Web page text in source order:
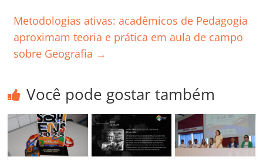
Metodologias ativas: acadêmicos de Pedagogia
aproximam teoria e prática em aula de campo
sobre Geografia →
Você pode gostar também